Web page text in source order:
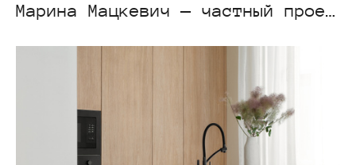
Марина Мацкевич — частный проект